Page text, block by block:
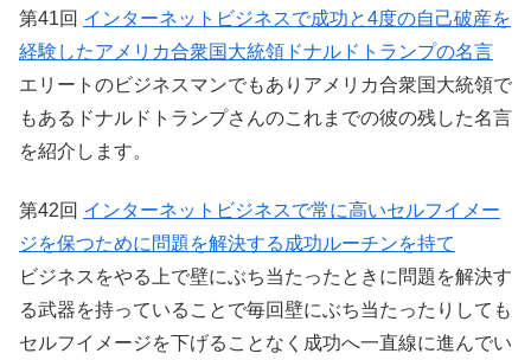
第41回 インターネットビジネスで成功と4度の自己破産を
経験したアメリカ合衆国大統領ドナルドトランプの名言
エリートのビジネスマンでもありアメリカ合衆国大統領で
もあるドナルドトランプさんのこれまでの彼の残した名言
を紹介します。
第42回 インターネットビジネスで常に高いセルフイメー
ジを保つために問題を解決する成功ルーチンを持て
ビジネスをやる上で壁にぶち当たったときに問題を解決す
る武器を持っていることで毎回壁にぶち当たったりしても
セルフイメージを下げることなく成功へ一直線に進んでい